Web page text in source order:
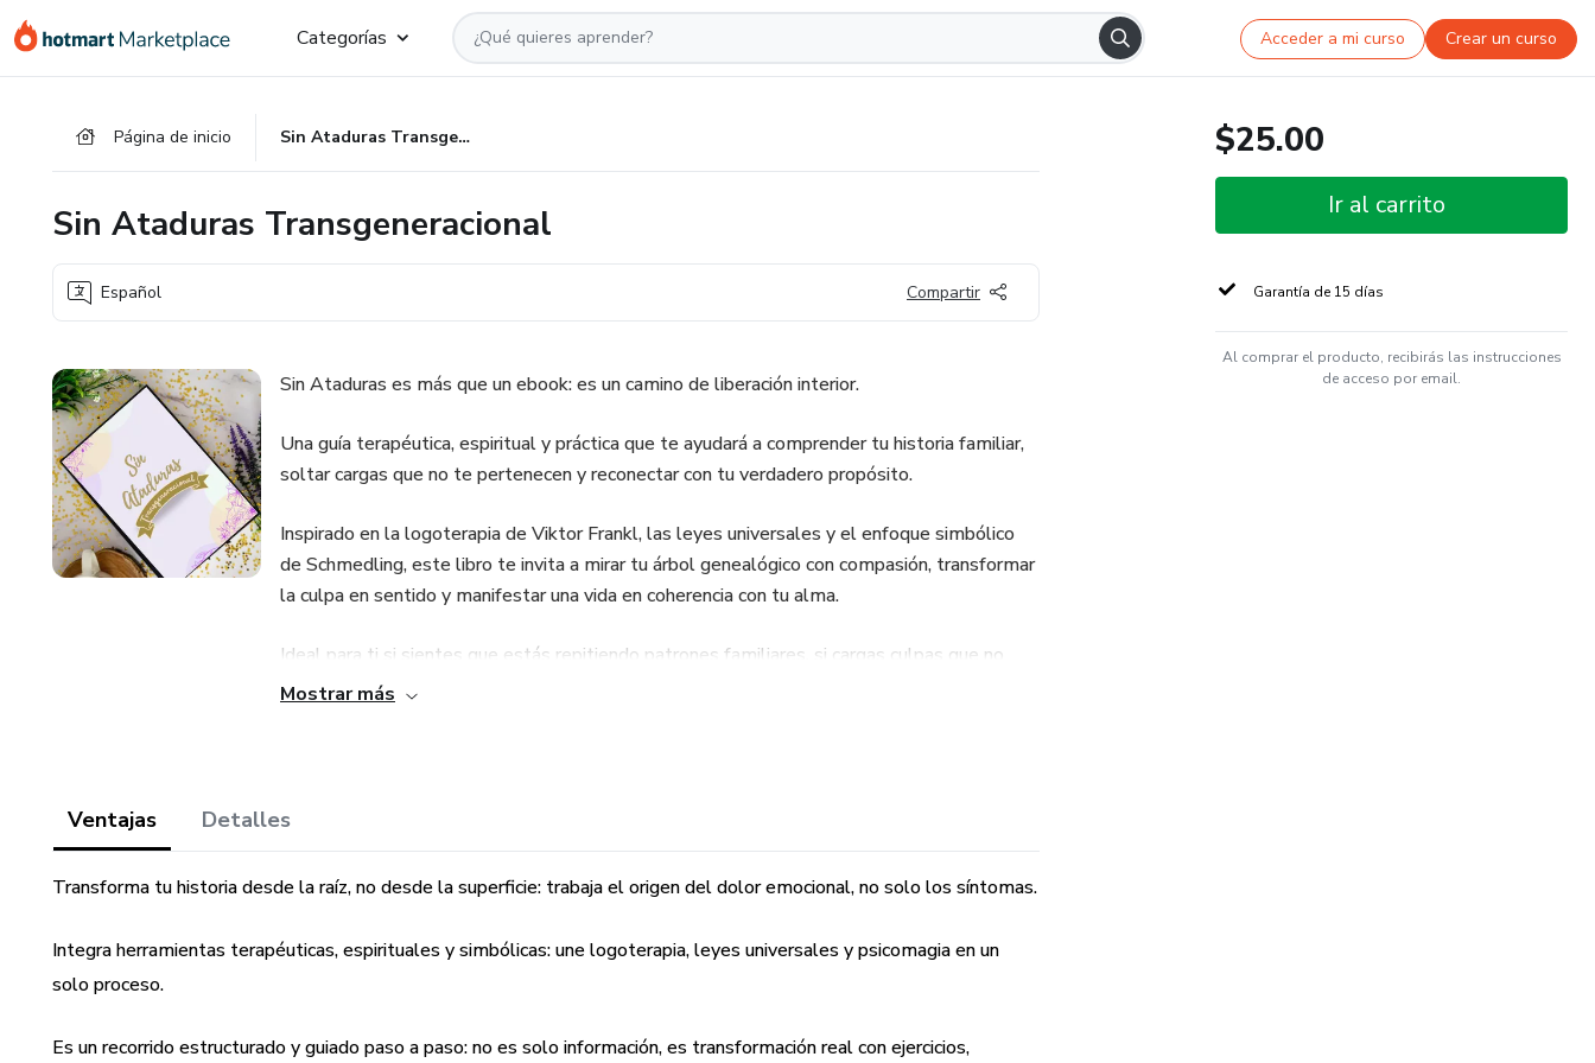
Categorías Acceder a mi curso Crear un curso
Página de inicio Sin Ataduras Transgeneracional
Sin Ataduras Transgeneracional
Español Compartir
Sin Ataduras es más que un ebook: es un camino de liberación interior.
Una guía terapéutica, espiritual y práctica que te ayudará a comprender tu historia familiar,
soltar cargas que no te pertenecen y reconectar con tu verdadero propósito.
Inspirado en la logoterapia de Viktor Frankl, las leyes universales y el enfoque simbólico
de Schmedling, este libro te invita a mirar tu árbol genealógico con compasión, transformar
la culpa en sentido y manifestar una vida en coherencia con tu alma.
Ideal para ti si sientes que estás repitiendo patrones familiares, si cargas culpas que no
entiendes, si te cuesta avanzar o disfrutar sin sentir que traicionas a tu familia. Aquí
Explicaciones claras y profundas sobre el dolor transgeneracional
Ejercicios de journaling y reflexión guiada
Prácticas terapéuticas inspiradas en Schmedling
Mostrar más
Ventajas Detalles
Transforma tu historia desde la raíz, no desde la superficie: trabaja el origen del dolor emocional, no solo los síntomas.
Integra herramientas terapéuticas, espirituales y simbólicas: une logoterapia, leyes universales y psicomagia en un
solo proceso.
Es un recorrido estructurado y guiado paso a paso: no es solo información, es transformación real con ejercicios,
$25.00
Ir al carrito
Garantía de 15 días
Al comprar el producto, recibirás las instrucciones
de acceso por email.